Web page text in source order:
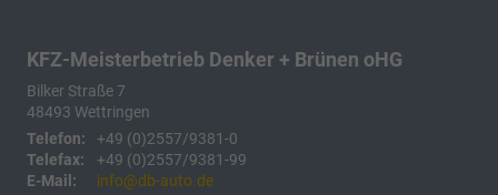
KFZ-Meisterbetrieb Denker + Brünen oHG
Bilker Straße 7
48493 Wettringen
Telefon:
+49 (0)2557/9381-0
Telefax:
+49 (0)2557/9381-99
E-Mail:
info@db-auto.de